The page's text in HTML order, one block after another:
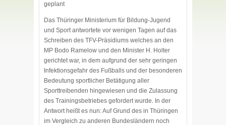
geplant
Das Thüringer Ministerium für Bildung-Jugend
und Sport antwortete vor wenigen Tagen auf das
Schreiben des TFV-Präsidiums welches an den
MP Bodo Ramelow und den Minister H. Holter
gerichtet war, in dem aufgrund der sehr geringen
Infektionsgefahr des Fußballs und der besonderen
Bedeutung sportlicher Betätigung aller
Sporttreibenden hingewiesen und die Zulassung
des Trainingsbetriebes gefordert wurde. In der
Antwort heißt es nun: Auf Grund des in Thüringen
im Vergleich zu anderen Bundesländern noch